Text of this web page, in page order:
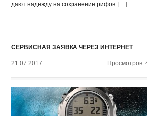
дают надежду на сохранение рифов. […]
СЕРВИСНАЯ ЗАЯВКА ЧЕРЕЗ ИНТЕРНЕТ
21.07.2017 Просмотров: